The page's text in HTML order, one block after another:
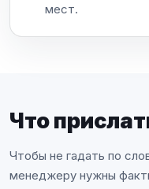
мест.
Что
Чтобы не гадать по
менеджеру нужны